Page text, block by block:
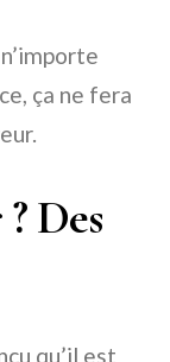
ça ne fera
Des
qu’il est